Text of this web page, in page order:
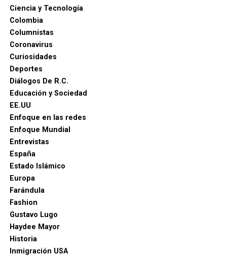
Ciencia y Tecnología
Colombia
Columnistas
Coronavirus
Curiosidades
Deportes
Diálogos De R.C.
Educación y Sociedad
EE.UU
Enfoque en las redes
Enfoque Mundial
Entrevistas
España
Estado Islámico
Europa
Farándula
Fashion
Gustavo Lugo
Haydee Mayor
Historia
Inmigración USA